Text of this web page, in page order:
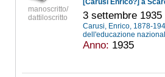
manoscritto/
dattiloscritto
[Carusi Enrico?] a
3 settembre 1935
Carusi, Enrico, 1878-
dell'educazione
Anno: 1935